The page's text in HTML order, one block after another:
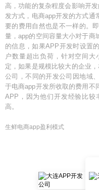
高，功能的复杂程度会影响开
发方式，电商app开发的方式通
要的费用自然也是不一样的。
量，app的空间容量大小对于商
的信息，如果APP开发时设置
户数量超出负荷，针对空间
定，如果是规模比较大的企业
公司，不同的开发公司因地域
于电商app开发所收取的费用不
APP，因为他们开发经验比较
高。
生鲜电商app盈利模式